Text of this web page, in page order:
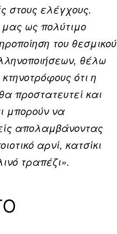
στους ελέγχους.
ως πολύτιμο
του θεσμικού
θέλω
ότι η
προστατευτεί και
μπορούν να
απολαμβάνοντας
αρνί, κατσίκι
τραπέζι».